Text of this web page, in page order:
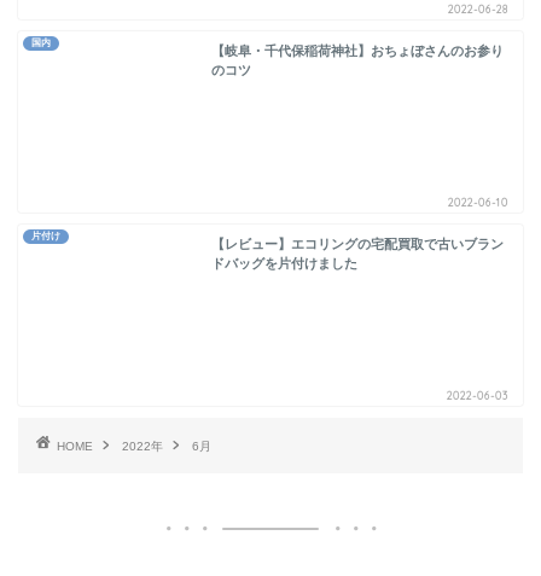
2022-06-28
国内
【岐阜・千代保稲荷神社】おちょぼさんのお参り
のコツ
2022-06-10
片付け
【レビュー】エコリングの宅配買取で古いブラン
ドバッグを片付けました
2022-06-03
HOME 2022年 6月